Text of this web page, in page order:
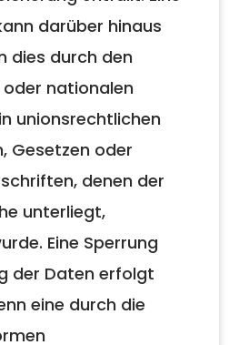
darüber hinaus
dies durch den
nationalen
unionsrechtlichen
Gesetzen oder
denen der
unterliegt,
Eine Sperrung
der Daten erfolgt
eine durch die